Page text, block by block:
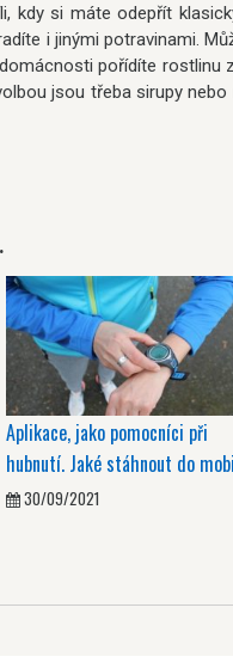
kdy si máte odepřít
i jinými potravinami.
pořídíte rostlinu
jsou třeba sirupy
Aplikace, jako pomocníci při
hubnutí. Jaké stáhnout do
30/09/2021